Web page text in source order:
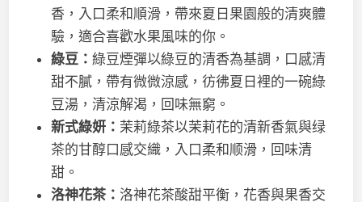
香，入口柔和順滑，帶來夏日果園般的清爽體
驗，適合喜歡水果風味的你。
綠豆：綠豆煙彈以綠豆的清香為基調，口感清
甜不膩，帶有微微涼感，彷彿夏日裡的一碗綠
豆湯，清涼解渴，回味無窮。
新式綠妍： 茉莉綠茶以茉莉花的清新香氣與绿
茶的甘醇口感交織，入口柔和顺滑，回味清
甜。
洛神花茶： 洛神花茶酸甜平衡，花香與果香交